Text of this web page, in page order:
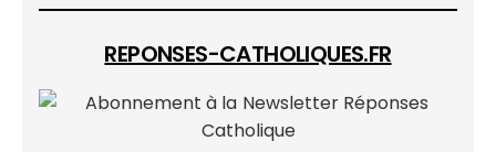
REPONSES-CATHOLIQUES.FR